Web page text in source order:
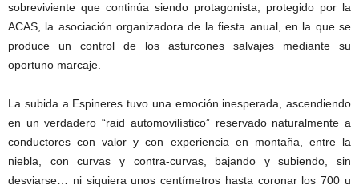
sobreviviente que continúa siendo protagonista, protegido por la
ACAS, la asociación organizadora de la fiesta anual, en la que se
produce un control de los asturcones salvajes mediante su
oportuno marcaje.
La subida a Espineres tuvo una emoción inesperada, ascendiendo
en un verdadero “raid automovilístico” reservado naturalmente a
conductores con valor y con experiencia en montaña, entre la
niebla, con curvas y contra-curvas, bajando y subiendo, sin
desviarse… ni siquiera unos centímetros hasta coronar los 700 u